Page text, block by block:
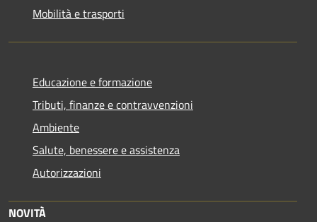
Mobilità e trasporti
Educazione e formazione
Tributi, finanze e contravvenzioni
Ambiente
Salute, benessere e assistenza
Autorizzazioni
NOVITÀ